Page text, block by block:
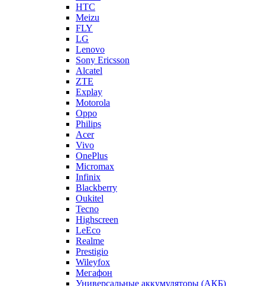
LG
Lenovo
Sony Ericsson
Alcatel
ZTE
Explay
Motorola
Oppo
Philips
Acer
Vivo
OnePlus
Micromax
Infinix
Blackberry
Oukitel
Tecno
Highscreen
LeEco
Realme
Prestigio
Wileyfox
Мегафон
Универсальные аккумуляторы (АКБ)
Универсальные разъемы/контакты
Запчасти для Apple
Назад